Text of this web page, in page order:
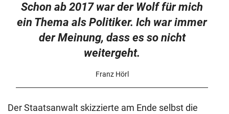
Schon ab 2017 war der Wolf für mich
ein Thema als Politiker. Ich war immer
der Meinung, dass es so nicht
weitergeht.
Franz Hörl
Der Staatsanwalt skizzierte am Ende selbst die